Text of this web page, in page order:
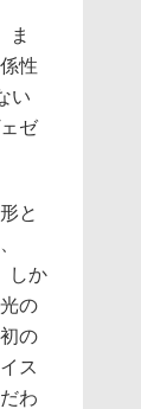
ま
性
い
ゼ
と
しか
の
の
ス
わ